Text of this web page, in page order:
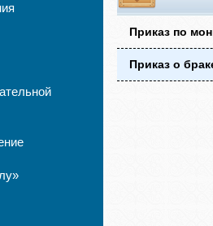
Приказ по
Приказ о